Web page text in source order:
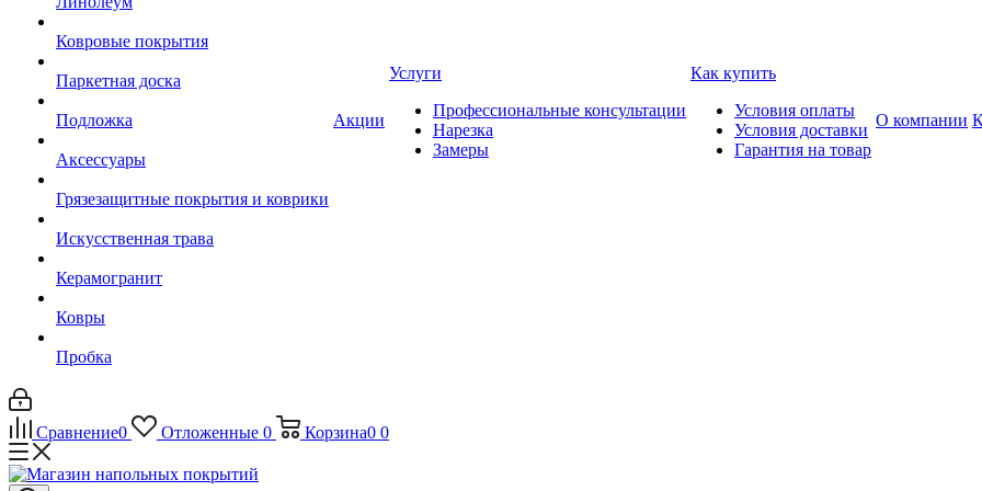
Ковровые покрытия
Паркетная доска
Подложка
Аксессуары
Грязезащитные покрытия и коврики
Искусственная трава
Керамогранит
Ковры
Пробка
Акции
Услуги
Профессиональные консультации
Нарезка
Замеры
Как купить
Условия оплаты
Условия доставки
Гарантия на товар
О компании
Сравнение0 Отложенные 0 Корзина0 0